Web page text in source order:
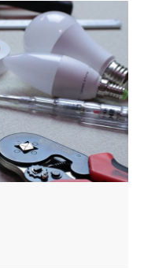
bassa.
e nuova